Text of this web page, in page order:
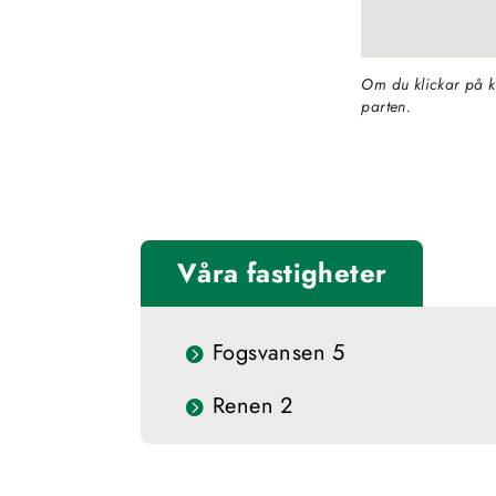
Om du klickar på
parten.
Våra fastigheter
Fogsvansen 5
Renen 2